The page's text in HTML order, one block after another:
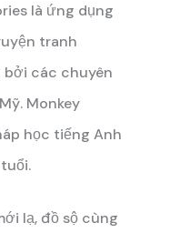
là ứng dụng
tranh
các chuyên
Monkey
học tiếng Anh
lạ, đồ sộ cùng